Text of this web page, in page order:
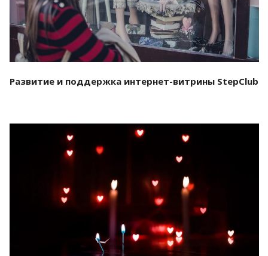
Развитие и поддержка интернет-витрины StepClub
Смотреть проект